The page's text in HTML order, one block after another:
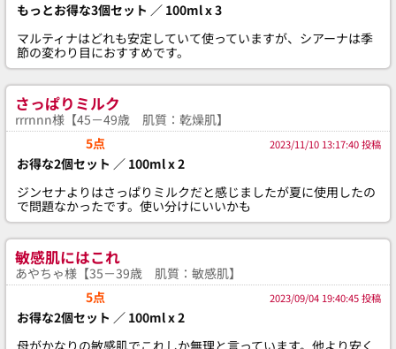
もっとお得な3個セット ／ 100ml x 3
マルティナはどれも安定していて使っていますが、シアーナは季
節の変わり目におすすめです。
さっぱりミルク
rrrnnn様【45－49歳 肌質：乾燥肌】
5点
2023/11/10 13:17:40 投稿
お得な2個セット ／ 100ml x 2
ジンセナよりはさっぱりミルクだと感じましたが夏に使用したの
で問題なかったです。使い分けにいいかも
敏感肌にはこれ
あやちゃ様【35－39歳 肌質：敏感肌】
5点
2023/09/04 19:40:45 投稿
お得な2個セット ／ 100ml x 2
母がかなりの敏感肌でこれしか無理と言っています。他より安く